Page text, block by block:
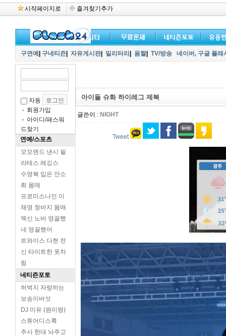
시작페이지로 즐겨찾기추가
구연예 구네티즌 자유게시판| 밀리터리 움짤| TV/방송 네이버, 구글 플
자동
회원가입
아이디/패스워
드찾기
연예/스포츠
모모랜드 낸시 필
라테스 레깅스
수영복 입은 안소
희 몸매
프로미스나인 이
채영 청바지 몸매
엑신 노바 영끌했
네 영끌했어
트와이스 다현 전
신 타이트한 옷차
림
네티즌포토
허벅지 자랑하는
보송이버섯
DJ 미유 (원미령)
스튜어디스룩
주사 한대 놔주고
아이들 슈화 하이레그 제복
글쓴이 : NIGHT
Tweet